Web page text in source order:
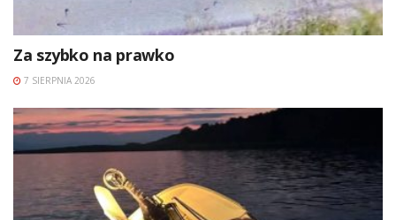
Za szybko na prawko
7 SIERPNIA 2026